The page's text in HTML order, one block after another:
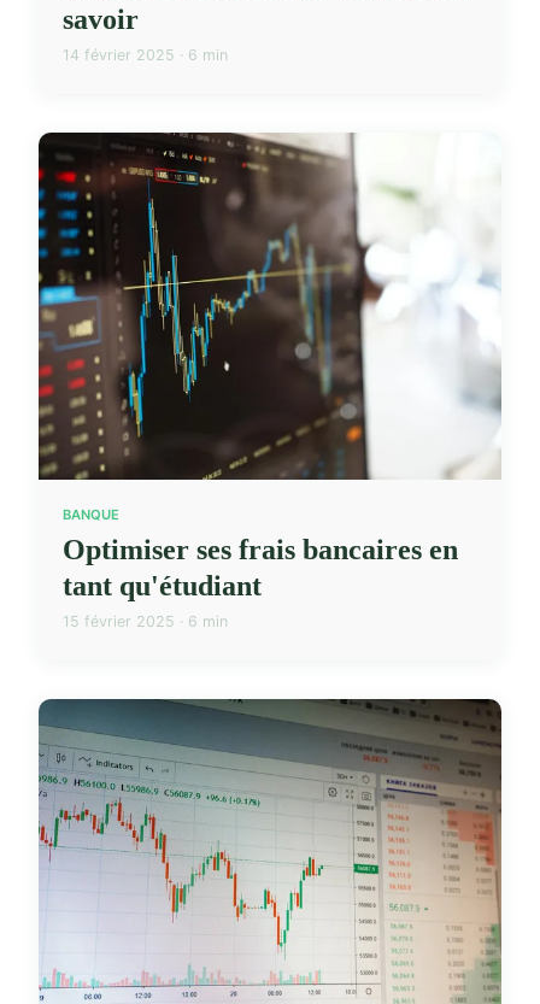
savoir
14 février 2025 · 6 min
BANQUE
Optimiser ses frais bancaires en
tant qu'étudiant
15 février 2025 · 6 min